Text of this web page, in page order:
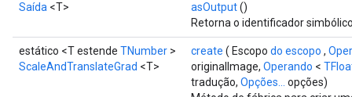
Saída <T> asOutput()
Retorna o identificador
estático <T estende TNumber >
ScaleAndTranslateGrad <T>
create ( Escopo do escopo ,
originalImage, Operando <
tradução, Opções...
opções)